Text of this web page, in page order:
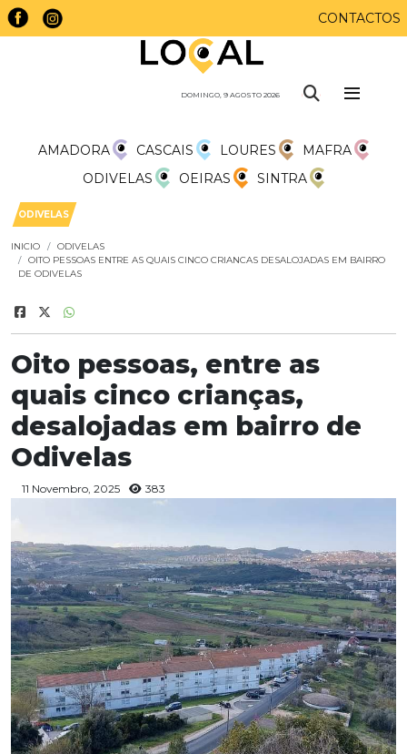
CONTACTOS
DOMINGO, 9 AGOSTO 2026
AMADORA CASCAIS LOURES
MAFRA
ODIVELAS
OEIRAS SINTRA
ODIVELAS
INICIO
ODIVELAS
OITO PESSOAS ENTRE AS QUAIS CINCO CRIANCAS DESALOJADAS EM BAIRRO
DE ODIVELAS
Oito pessoas, entre as
quais cinco crianças,
desalojadas em bairro de
Odivelas
11 Novembro, 2025 383